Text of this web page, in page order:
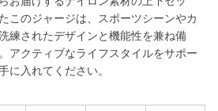
このジャージは、スポーツシーンやカ
練されたデザインと機能性を兼ね備
アクティブなライフスタイルをサポー
に入れてください。